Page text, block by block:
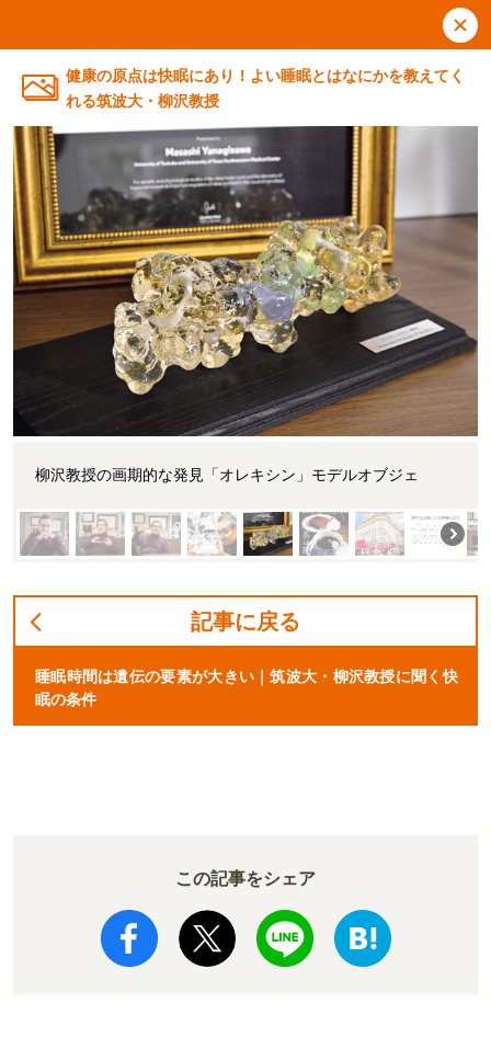
健康の原点は快眠にあり！よい睡眠とはなにかを教えてく
れる筑波大・柳沢教授
柳沢教授の画期的な発見「オレキシン」モデルオブジェ
記事に戻る
睡眠時間は遺伝の要素が大きい｜筑波大・柳沢教授に聞く快
眠の条件
この記事をシェア